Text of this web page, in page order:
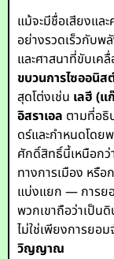
แม้จะมีชื่อเสียงแล
อย่างรวดเร็วกับ
และศาสนาที่ขับเค
ขบวนการไซออนิส
สุดโต่งเช่น เลฮี (แ
อิสราเอล ตามที่อธิ
ดร์และกำหนดโดย
ศักดิ์สิทธิ์นี้เหนือกว่
ทางการเมือง หรือ
แบ่งแยก — การ
พวกเขาถือว่าเป็
ไม่ใช่เพียงการยอ
วิญญาณ